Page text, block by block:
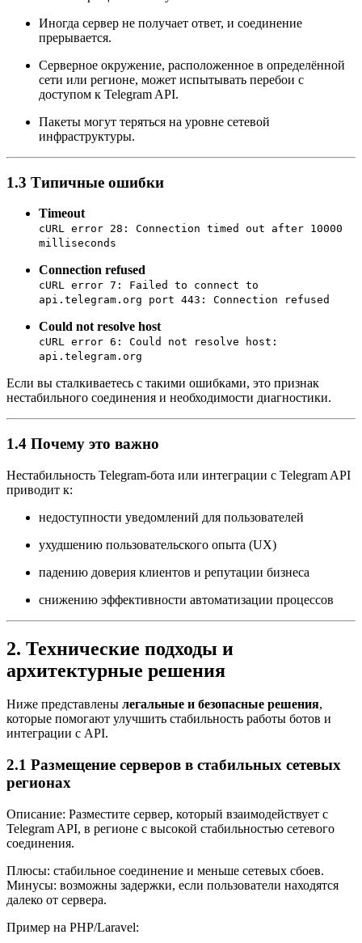
Иногда сервер не получает ответ, и соединение
прерывается.
Серверное окружение, расположенное в определённой
сети или регионе, может испытывать перебои с
доступом к Telegram API.
Пакеты могут теряться на уровне сетевой
инфраструктуры.
1.3 Типичные ошибки
Timeout
cURL error 28: Connection timed out after 10000
milliseconds
Connection refused
cURL error 7: Failed to connect to
api.telegram.org port 443: Connection refused
Could not resolve host
cURL error 6: Could not resolve host:
api.telegram.org
Если вы сталкиваетесь с такими ошибками, это признак
нестабильного соединения и необходимости диагностики.
1.4 Почему это важно
Нестабильность Telegram-бота или интеграции с Telegram API
приводит к:
недоступности уведомлений для пользователей
ухудшению пользовательского опыта (UX)
падению доверия клиентов и репутации бизнеса
снижению эффективности автоматизации процессов
2. Технические подходы и
архитектурные решения
Ниже представлены легальные и безопасные решения,
которые помогают улучшить стабильность работы ботов и
интеграции с API.
2.1 Размещение серверов в стабильных сетевых
регионах
Описание: Разместите сервер, который взаимодействует с
Telegram API, в регионе с высокой стабильностью сетевого
соединения.
Плюсы: стабильное соединение и меньше сетевых сбоев.
Минусы: возможны задержки, если пользователи находятся
далеко от сервера.
Пример на PHP/Laravel: